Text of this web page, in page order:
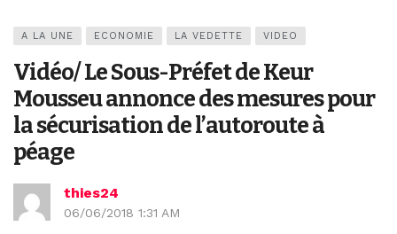
A LA UNE ECONOMIE LA VEDETTE VIDEO
Vidéo/ Le Sous-Préfet de Keur
Mousseu annonce des mesures pour
la sécurisation de l’autoroute à
péage
thies24
06/06/2018 1:31 AM